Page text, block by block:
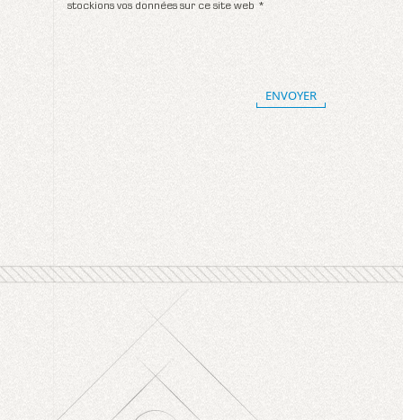
stockions vos données sur ce site web